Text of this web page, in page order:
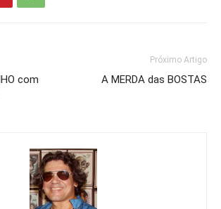
com
Próximo Artigo
A MERDA das BOSTAS